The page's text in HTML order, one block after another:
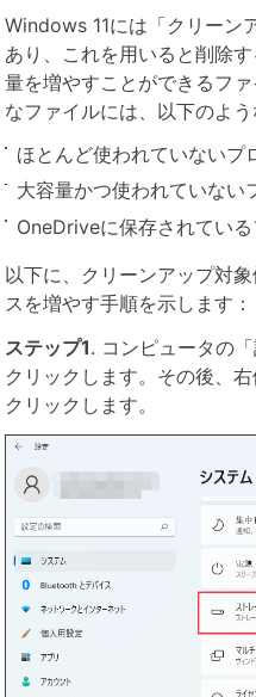
Windows 11には「クリーン
あり、これを用いると削除
量を増やすことができるフ
なファイルには、以下のよう
ほとんど使われていないプ
大容量かつ使われていない
OneDriveに保存されてい
以下に、クリーンアップ対
スを増やす手順を示します：
ステップ1. コンピュータの
クリックします。その後、
クリックします。